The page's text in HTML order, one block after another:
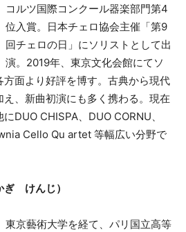
コルツ国際コンクール器楽部門第4
位入賞。日本チェロ協会主催「第9
回チェロの日」にソリストとして出
演。2019年、東京文化会館にてソ
方面より好評を博す。古典から現代
え、新曲初演にも多く携わる。現在
DUO CHISPA、DUO CORNU、
Cello Qu artet 等幅広い分野で
けんじ）
東京藝術大学を経て、パリ国立高等